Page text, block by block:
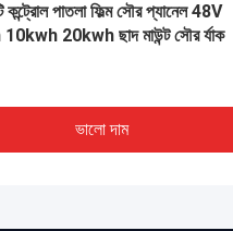
মডুলার 51.2v 200ah হোম সোলার
10kwh 20kwh 30kwh এনার্জি
ভালো দাম